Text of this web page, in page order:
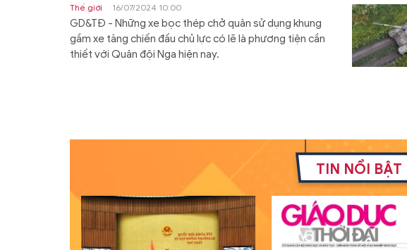
Thế giới 16/07/2024 10:00
GD&TĐ - Những xe bọc thép chở quân sử dụng khung
gầm xe tăng chiến đấu chủ lực có lẽ là phương tiện cần
thiết với Quân đội Nga hiện nay.
TIN NỔI BẬT